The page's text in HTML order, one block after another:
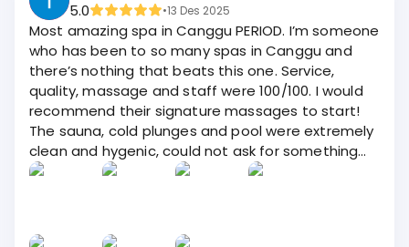
5.0
•13 Des 2025
Most amazing spa in Canggu PERIOD. I’m someone
who has been to so many spas in Canggu and
there’s nothing that beats this one. Service,
quality, massage and staff were 100/100. I would
recommend their signature massages to start!
The sauna, cold plunges and pool were extremely
clean and hygenic, could not ask for something
better!